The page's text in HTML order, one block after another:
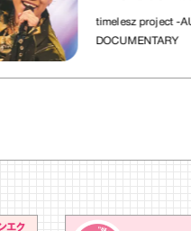
れた場所」
timelesz project -AUDITION-
DOCUMENTARY